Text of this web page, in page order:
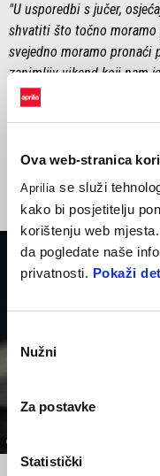
Ova web-stranica
Aprilia se služi
kako bi posjetitelju
korištenju web
da pogledate naše
privatnosti. Pokaži
pristanka
Nužni
Za postavke
Statistički
"U usporedbi s jučer,
shvatiti što točno
svejedno moramo pronaći
zanimljiv vikend koji nam
utrku danas iza različitih
onoliko brz koliko bih
Item
Item